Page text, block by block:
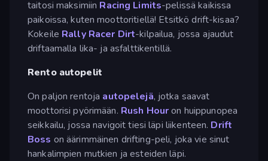
taitosi maksimiin Racing Limits-pelissä kaikissa
paikoissa, kuten moottoritiellä! Etsitkö drift-kisaa?
Kokeile Rally Racer Dirt-kilpailua, jossa ajaudut
driftaamalla lika- ja asfalttikentillä.
Rento autopelit
On paljon rentoja autopelejä, jotka saavat
moottorisi pyörimään. Rush Houron huippunopea
seikkailu, jossa navigoit tiesi läpi liikenteen. Drift
Boss on äärimmäinen drifting-peli, joka vie sinut
hankalimpien mutkien ja esteiden läpi.